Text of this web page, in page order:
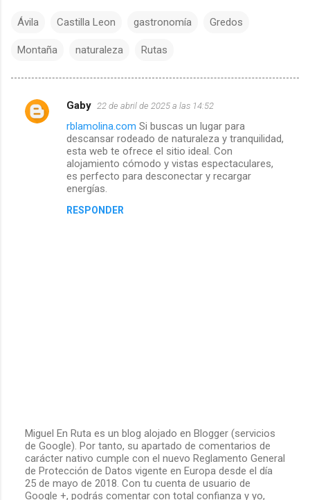
Ávila Castilla Leon gastronomía Gredos
Montaña naturaleza Rutas
C
Gaby 22 de abril de 2025 a las 14:52
rblamolina.com Si buscas un lugar para
descansar rodeado de naturaleza y tranquilidad,
esta web te ofrece el sitio ideal. Con
alojamiento cómodo y vistas espectaculares,
es perfecto para desconectar y recargar
energías.
RESPONDER
P
u
b
l
i
Miguel En Ruta es un blog alojado en Blogger (servicios
de Google). Por tanto, su apartado de comentarios de
carácter nativo cumple con el nuevo Reglamento General
de Protección de Datos vigente en Europa desde el día
25 de mayo de 2018. Con tu cuenta de usuario de
Google +, podrás comentar con total confianza y yo,